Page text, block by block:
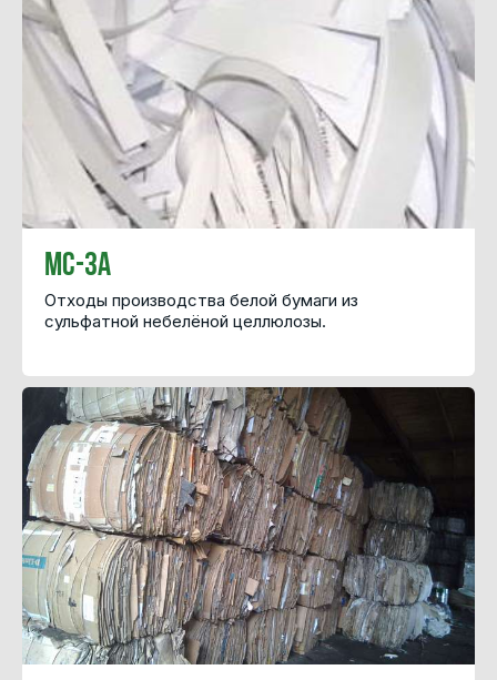
МС-3А
Отходы производства белой бумаги из
сульфатной небелёной целлюлозы.